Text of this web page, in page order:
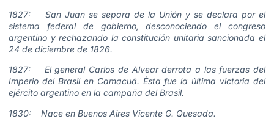
1827: San Juan se separa de la Unión y se declara por el
sistema federal de gobierno, desconociendo el congreso
argentino y rechazando la constitución unitaria sancionada el
24 de diciembre de 1826.
1827: El general Carlos de Alvear derrota a las fuerzas del
Imperio del Brasil en Camacuá. Ésta fue la última victoria del
ejército argentino en la campaña del Brasil.
1830: Nace en Buenos Aires Vicente G. Quesada.